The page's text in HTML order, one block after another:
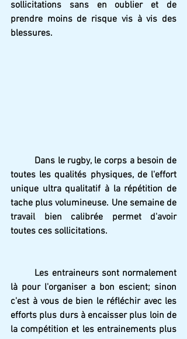
sollicitations sans en oublier et de
prendre moins de risque vis à vis des
blessures.
Dans le rugby, le corps a besoin de
toutes les qualités physiques, de l'effort
unique ultra qualitatif à la répétition de
tache plus volumineuse. Une semaine de
travail bien calibrée permet d'avoir
toutes ces sollicitations.
Les entraineurs sont normalement
là pour l'organiser a bon escient; sinon
c'est à vous de bien le réfléchir avec les
efforts plus durs à encaisser plus loin de
la compétition et les entrainements plus